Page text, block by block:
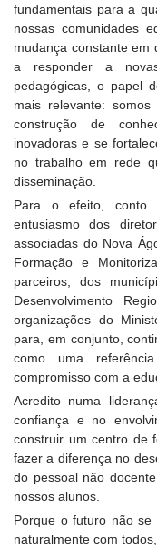
fundamentais para a
nossas comunidades
mudança constante em
a responder a
pedagógicas, o papel
mais relevante:
construção de
inovadoras e se
no trabalho em rede
disseminação.
Para o efeito, conto
entusiasmo dos
associadas do Nova
Formação e
parceiros, dos
Desenvolvimento
organizações do
para, em conjunto,
como uma
compromisso com a
Acredito numa
confiança e no
construir um centro de
fazer a diferença no
do pessoal não
nossos alunos.
Porque o futuro não se
naturalmente com